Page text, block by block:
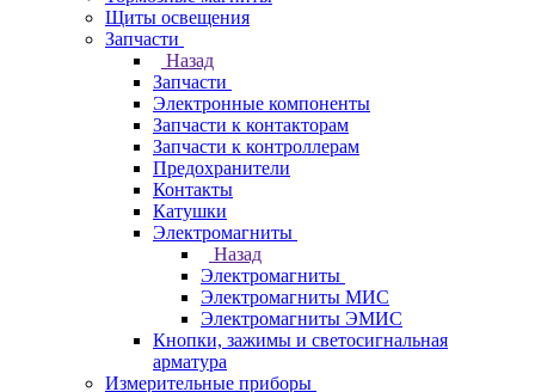
Щиты освещения
Запчасти
Назад
Запчасти
Электронные компоненты
Запчасти к контакторам
Запчасти к контроллерам
Предохранители
Контакты
Катушки
Электромагниты
Назад
Электромагниты
Электромагниты МИС
Электромагниты ЭМИС
Кнопки, зажимы и светосигнальная
арматура
Измерительные приборы